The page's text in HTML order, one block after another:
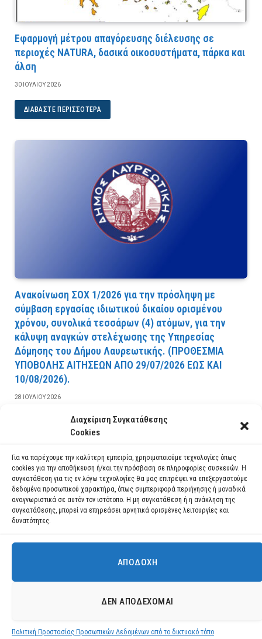
Διαχείριση Συγκατάθεσης
Cookies
Για να παρέχουμε την καλύτερη εμπειρία, χρησιμοποιούμε τεχνολογίες όπως
cookies για την αποθήκευση ή/και την πρόσβαση σε πληροφορίες συσκευών. Η
συγκατάθεση για τις εν λόγω τεχνολογίες θα μας επιτρέψει να επεξεργαστούμε
δεδομένα προσωπικού χαρακτήρα, όπως συμπεριφορά περιήγησης ή μοναδικά
αναγνωριστικά σε αυτόν τον ιστότοπο. Η μη συγκατάθεση ή η ανάκληση της
συγκατάθεσης, μπορεί να επηρεάσει αρνητικά ορισμένες λειτουργίες και
δυνατότητες.
ΑΠΟΔΟΧΉ
ΔΕΝ ΑΠΟΔΈΧΟΜΑΙ
Πολιτική Προστασίας Προσωπικών Δεδομένων από το δικτυακό τόπο
Εφαρμογή μέτρου απαγόρευσης διέλευσης σε
περιοχές NATURA, δασικά οικοσυστήματα, πάρκα και
άλση
30 ΙΟΥΛΊΟΥ 2026
ΔΙΑΒΆΣΤΕ ΠΕΡΙΣΣΌΤΕΡΑ
Ανακοίνωση ΣΟΧ 1/2026 για την πρόσληψη με
σύμβαση εργασίας ιδιωτικού δικαίου ορισμένου
χρόνου, συνολικά τεσσάρων (4) ατόμων, για την
κάλυψη αναγκών στελέχωσης της Υπηρεσίας
Δόμησης του Δήμου Λαυρεωτικής. (ΠPOΘEΣMIA
YΠOBOΛHΣ AITHΣEΩN AΠO 29/07/2026 EΩΣ KAI
10/08/2026).
28 ΙΟΥΛΊΟΥ 2026
ΔΙΑΒΆΣΤΕ ΠΕΡΙΣΣΌΤΕΡΑ
Χρησιμοποιούμε cookies για να σας προσφέρουμε τη βέλτιστη εμπειρία
πλοήγησης στον ιστότοπό μας.
ρυθμίσεις
Αποδοχή